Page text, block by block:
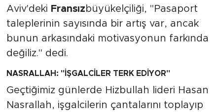
Aviv'deki Fransız büyükelçiliği, "Pasaport
taleplerinin sayısında bir artış var, ancak
bunun arkasındaki motivasyonun farkında
değiliz." dedi.
NASRALLAH: "İŞGALCİLER TERK EDİYOR"
Geçtiğimiz günlerde Hizbullah lideri Hasan
Nasrallah, işgalcilerin çantalarını toplayıp
SOSYAL MEDYA